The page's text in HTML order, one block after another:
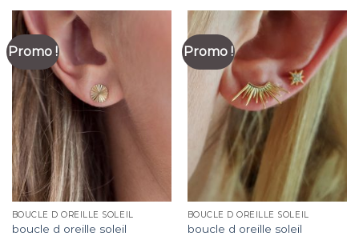
Promo !
BOUCLE D OREILLE SOLEIL
boucle d oreille soleil
Promo !
BOUCLE D OREILLE SOLEIL
boucle d oreille soleil